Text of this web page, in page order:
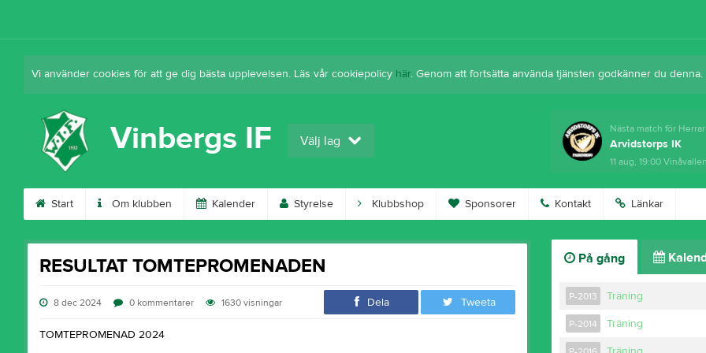
Vi använder cookies för att ge dig bästa upplevelsen. Läs vår cookiepolicy här. Genom att fortsätta använda tjänsten godkänner du denna.
Vinbergs IF Välj lag
Nästa match för Herrar
Arvidstorps IK
11 aug, 19:00
Start Om klubben Kalender Styrelse Klubbshop Sponsorer Kontakt Länkar
RESULTAT TOMTEPROMENADEN
8 dec 2024 0 kommentarer 1630visningar Dela Tweeta
TOMTEPROMENAD 2024
På gång
P-2013 Träning
P-2014 Träning